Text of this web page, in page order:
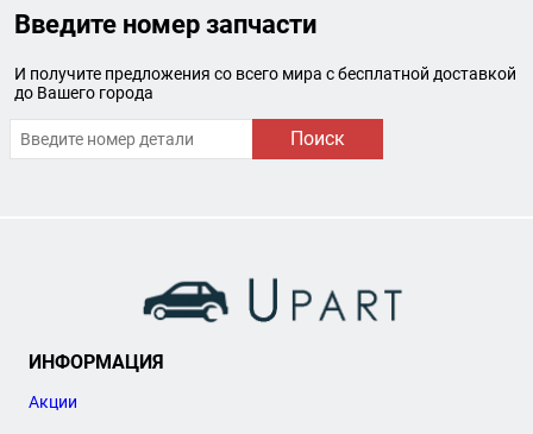
Введите номер запчасти
И получите предложения со всего мира с бесплатной доставкой
до Вашего города
Поиск
ИНФОРМАЦИЯ
Акции